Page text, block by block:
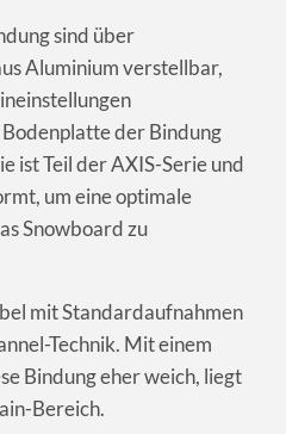
sind über
Aluminium verstellbar,
der Bindung
ist Teil der AXIS-Serie und
um eine optimale
Snowboard zu
mit Standardaufnahmen
Technik. Mit einem
Bindung eher weich, liegt
Bereich.